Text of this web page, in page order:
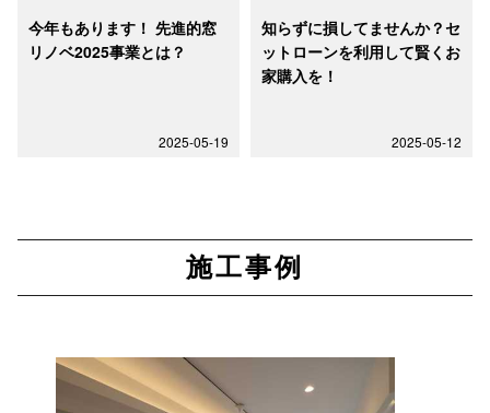
今年もあります！ 先進的窓
リノベ2025事業とは？
2025-05-19
知らずに損してませんか？セ
ットローンを利用して賢くお
家購入を！
2025-05-12
施工事例